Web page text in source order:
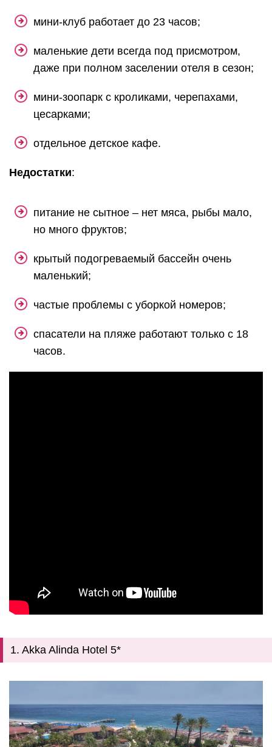
мини-клуб работает до 23 часов;
маленькие дети всегда под присмотром,
даже при полном заселении отеля в сезон;
мини-зоопарк с кроликами, черепахами,
цесарками;
отдельное детское кафе.
Недостатки:
питание не сытное – нет мяса, рыбы мало,
но много фруктов;
крытый подогреваемый бассейн очень
маленький;
частые проблемы с уборкой номеров;
спасатели на пляже работают только с 18
часов.
1. Akka Alinda Hotel 5*